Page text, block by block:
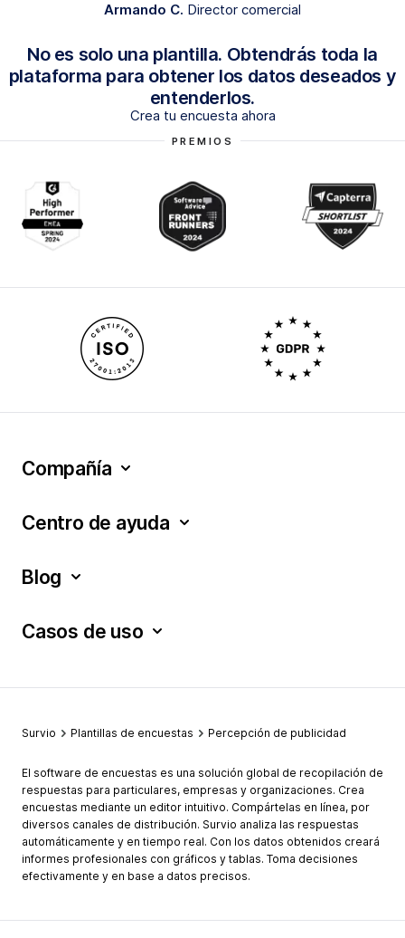
Armando C. Director comercial
No es solo una plantilla. Obtendrás toda la
plataforma para obtener los datos deseados y
entenderlos.
Crea tu encuesta ahora
PREMIOS
Compañía
Centro de ayuda
Blog
Casos de uso
Survio Plantillas de encuestas Percepción de publicidad
El software de encuestas es una solución global de recopilación de
respuestas para particulares, empresas y organizaciones. Crea
encuestas mediante un editor intuitivo. Compártelas en línea, por
diversos canales de distribución. Survio analiza las respuestas
automáticamente y en tiempo real. Con los datos obtenidos creará
informes profesionales con gráficos y tablas. Toma decisiones
efectivamente y en base a datos precisos.